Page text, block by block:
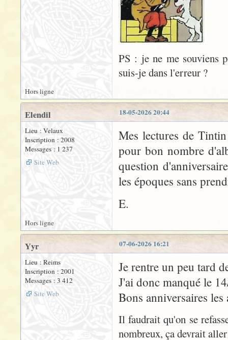
PS : je ne me souviens
suis-je dans l'erreur ?
Hors ligne
18-05-2026 20:44
Elendil
Lieu : Velaux
Inscription : 2008
Messages : 1 237
Site Web
Mes lectures de
pour bon nombre
question
les époques sans
E.
Hors ligne
07-06-2026 16:21
Yyr
Lieu : Reims
Inscription : 2001
Messages : 3 412
Site Web
Je rentre un peu tard
J'ai donc manqué le
Bons anniversaires les
Il faudrait qu'on se
nombreux, ça devrait